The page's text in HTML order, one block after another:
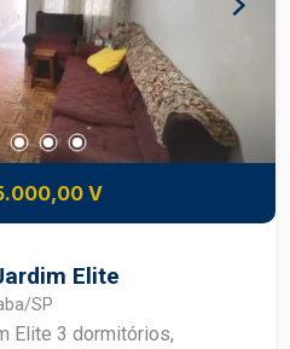
V
Elite
SP
Elite 3 dormitórios,